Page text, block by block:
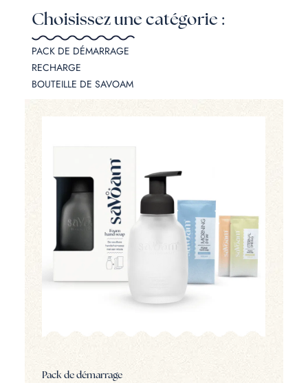
Choisissez une catégorie :
PACK DE DÉMARRAGE
RECHARGE
BOUTEILLE DE SAVOAM
Pack de démarrage